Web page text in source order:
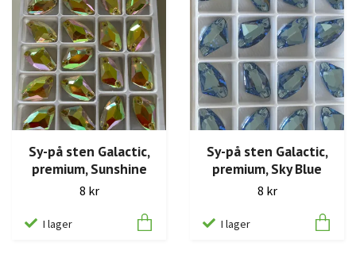
Sy-på sten Galactic,
premium, Sunshine
8 kr
I lager
Sy-på sten Galactic,
premium, Sky Blue
8 kr
I lager